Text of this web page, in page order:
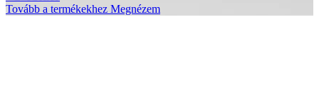
Tovább a termékekhez Megnézem